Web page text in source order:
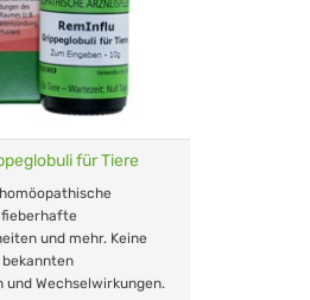
für Tiere
und mehr. Keine
und Wechselwirkungen.